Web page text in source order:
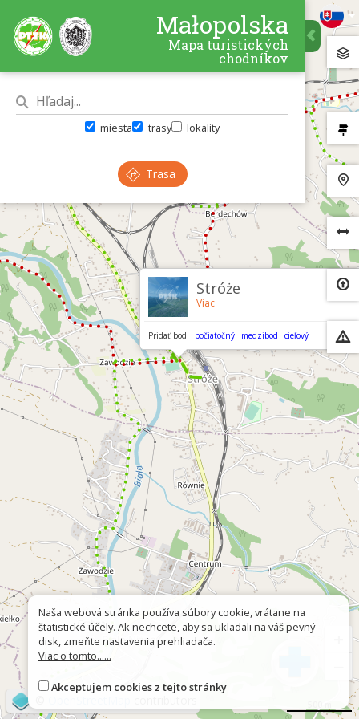
Stróże
Viac
Pridať bod: počiatočný medzibod cieľový
Małopolska
Mapa turistických
chodníkov
miesta trasy lokality
Trasa
Naša webová stránka používa súbory cookie, vrátane na
štatistické účely. Ak nechcete, aby sa ukladali na váš pevný
disk, zmeňte nastavenia prehliadača.
Viac o tomto......
Akceptujem cookies z tejto stránky